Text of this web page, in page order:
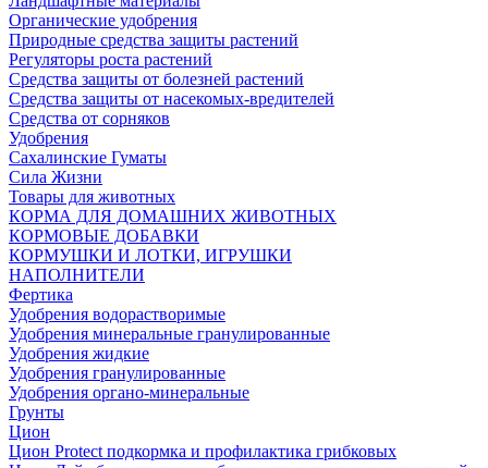
Органические удобрения
Природные средства защиты растений
Регуляторы роста растений
Средства защиты от болезней растений
Средства защиты от насекомых-вредителей
Средства от сорняков
Удобрения
Сахалинские Гуматы
Сила Жизни
Товары для животных
КОРМА ДЛЯ ДОМАШНИХ ЖИВОТНЫХ
КОРМОВЫЕ ДОБАВКИ
КОРМУШКИ И ЛОТКИ, ИГРУШКИ
НАПОЛНИТЕЛИ
Фертика
Удобрения водорастворимые
Удобрения минеральные гранулированные
Удобрения жидкие
Удобрения гранулированные
Удобрения органо-минеральные
Грунты
Цион
Цион Protect подкормка и профилактика грибковых